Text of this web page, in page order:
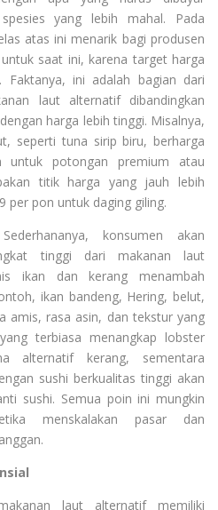
yang lebih mahal. Pada
atas ini menarik bagi produsen
saat ini, karena target harga
Faktanya, ini adalah bagian dari
laut alternatif dibandingkan
harga lebih tinggi. Misalnya,
seperti tuna sirip biru, berharga
potongan premium atau
titik harga yang jauh lebih
per pon untuk daging giling.
konsumen akan
tinggi dari makanan laut
ikan dan kerang menambah
ikan bandeng, Hering, belut,
amis, rasa asin, dan tekstur yang
terbiasa menangkap lobster
alternatif kerang, sementara
sushi berkualitas tinggi akan
sushi. Semua poin ini mungkin
menskalakan pasar dan
laut alternatif memiliki